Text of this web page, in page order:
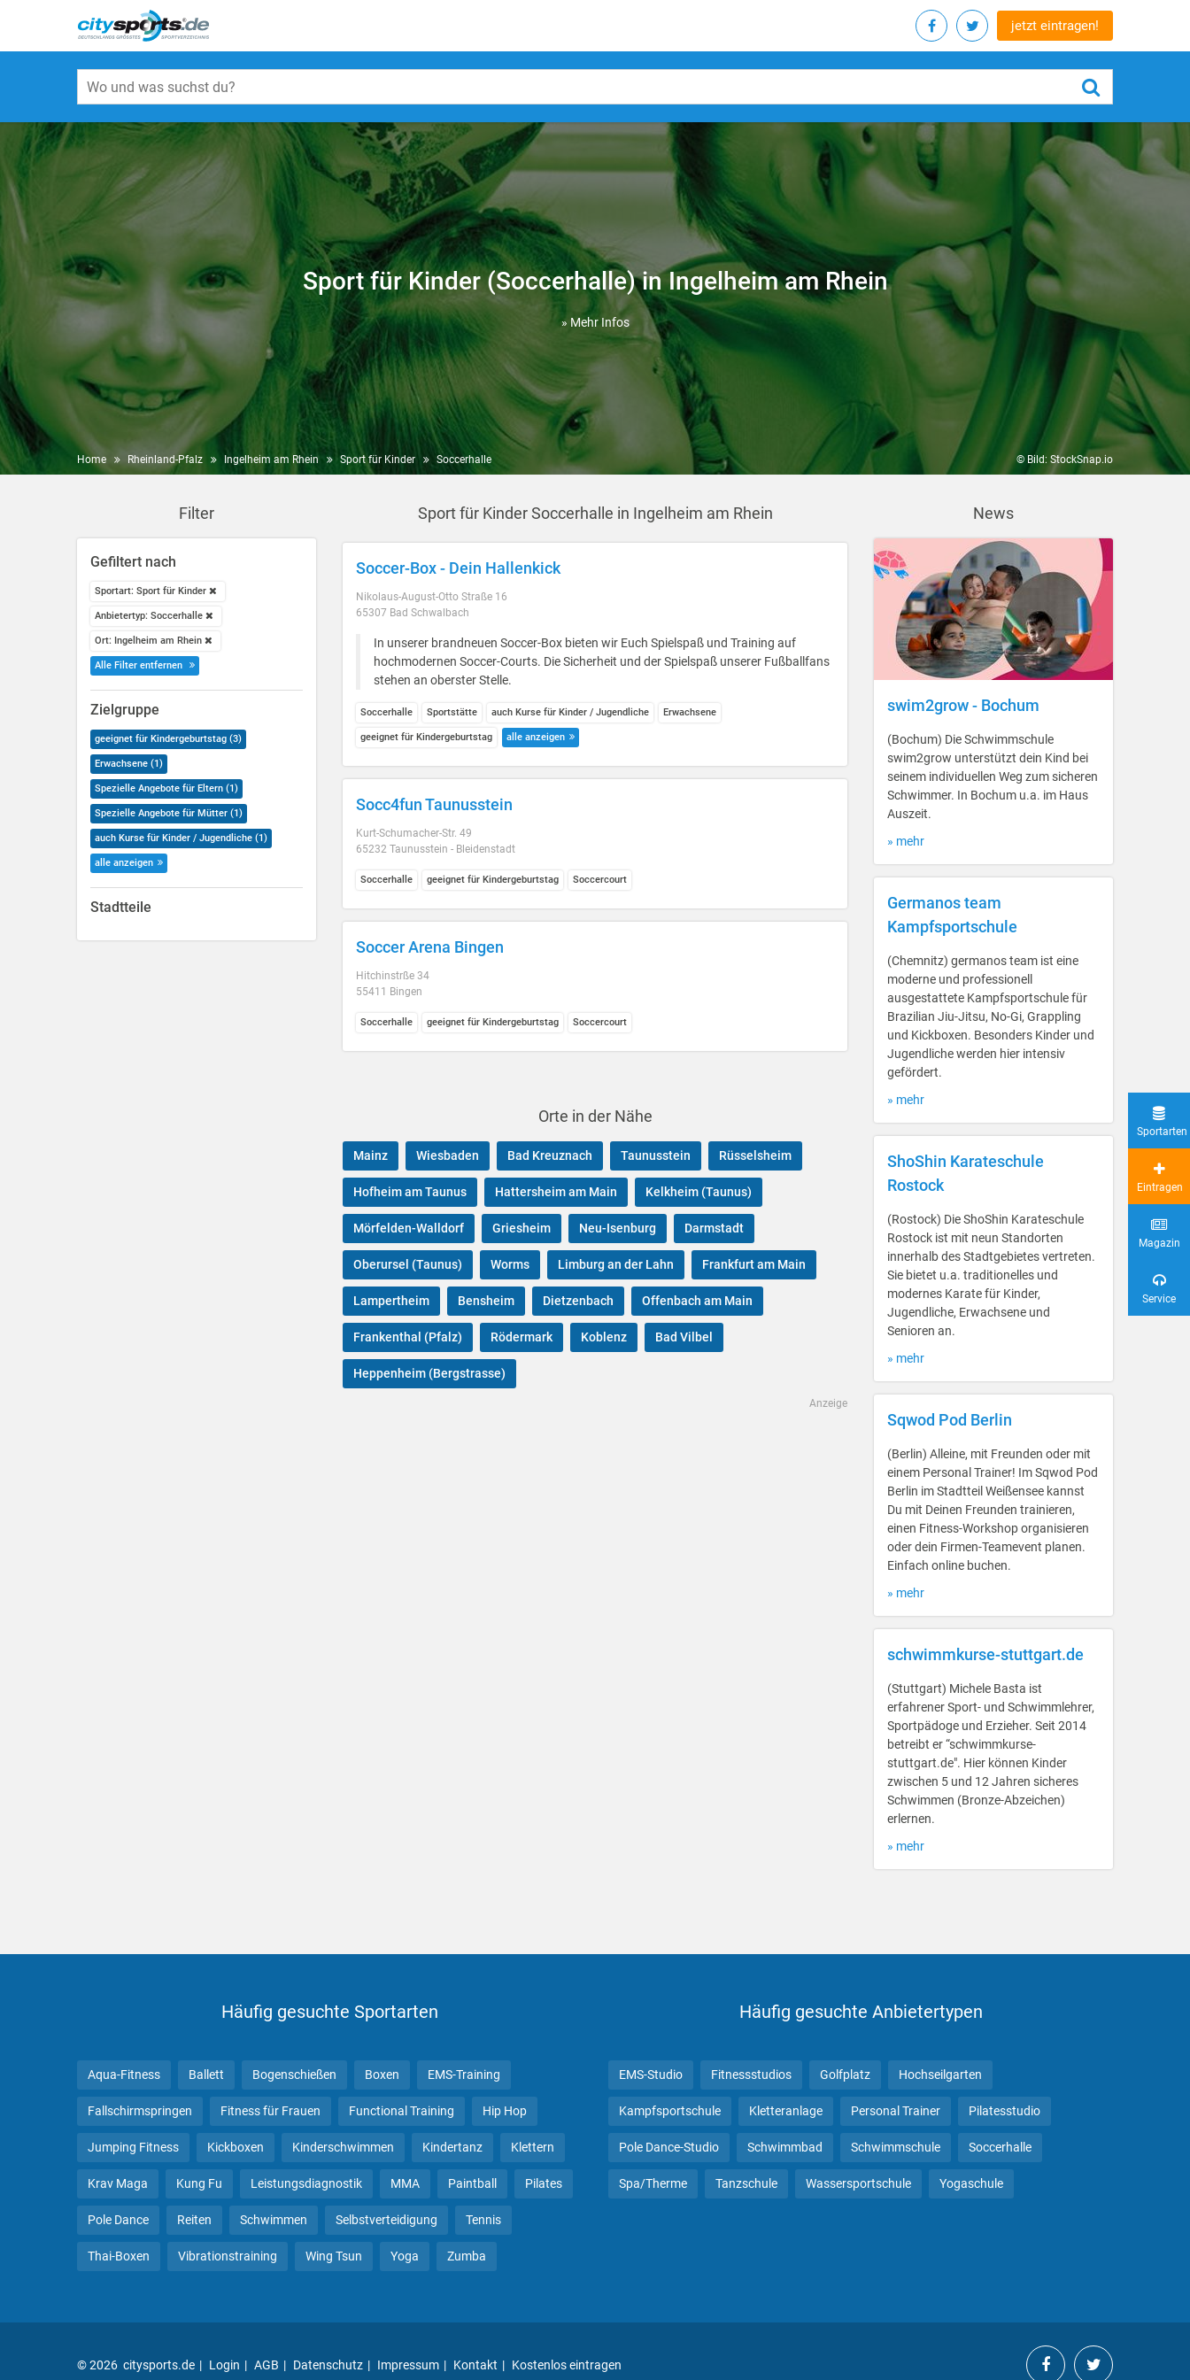
jetzt eintragen!
Sport für Kinder (Soccerhalle) in Ingelheim am Rhein
» Mehr Infos
Home Rheinland-Pfalz Ingelheim am Rhein Sport für Kinder Soccerhalle © Bild: StockSnap.io
Filter
Gefiltert nach
Sportart: Sport für Kinder
Anbietertyp: Soccerhalle
Ort: Ingelheim am Rhein
Alle Filter entfernen
Zielgruppe
geeignet für Kindergeburtstag (3)
Erwachsene (1)
Spezielle Angebote für Eltern (1)
Spezielle Angebote für Mütter (1)
auch Kurse für Kinder / Jugendliche (1)
alle anzeigen
Stadtteile
Sport für Kinder Soccerhalle in Ingelheim am Rhein
Soccer-Box - Dein Hallenkick
Nikolaus-August-Otto Straße 16
65307 Bad Schwalbach
In unserer brandneuen Soccer-Box bieten wir Euch Spielspaß und Training auf
hochmodernen Soccer-Courts. Die Sicherheit und der Spielspaß unserer Fußballfans
stehen an oberster Stelle.
Soccerhalle Sportstätte auch Kurse für Kinder / Jugendliche Erwachsene
geeignet für Kindergeburtstag alle anzeigen
Socc4fun Taunusstein
Kurt-Schumacher-Str. 49
65232 Taunusstein - Bleidenstadt
Soccerhalle geeignet für Kindergeburtstag Soccercourt
Soccer Arena Bingen
Hitchinstrße 34
55411 Bingen
Soccerhalle geeignet für Kindergeburtstag Soccercourt
Orte in der Nähe
Mainz Wiesbaden Bad Kreuznach Taunusstein Rüsselsheim
Hofheim am Taunus Hattersheim am Main Kelkheim (Taunus)
Mörfelden-Walldorf Griesheim Neu-Isenburg Darmstadt
Oberursel (Taunus) Worms Limburg an der Lahn Frankfurt am Main
Lampertheim Bensheim Dietzenbach Offenbach am Main
Frankenthal (Pfalz) Rödermark Koblenz Bad Vilbel
Heppenheim (Bergstrasse)
Anzeige
News
swim2grow - Bochum
(Bochum) Die Schwimmschule
swim2grow unterstützt dein Kind bei
seinem individuellen Weg zum sicheren
Schwimmer. In Bochum u.a. im Haus
Auszeit.
» mehr
Germanos team
Kampfsportschule
(Chemnitz) germanos team ist eine
moderne und professionell
ausgestattete Kampfsportschule für
Brazilian Jiu-Jitsu, No-Gi, Grappling
und Kickboxen. Besonders Kinder und
Jugendliche werden hier intensiv
gefördert.
» mehr
ShoShin Karateschule
Rostock
(Rostock) Die ShoShin Karateschule
Rostock ist mit neun Standorten
innerhalb des Stadtgebietes vertreten.
Sie bietet u.a. traditionelles und
modernes Karate für Kinder,
Jugendliche, Erwachsene und
Senioren an.
» mehr
Sqwod Pod Berlin
(Berlin) Alleine, mit Freunden oder mit
einem Personal Trainer! Im Sqwod Pod
Berlin im Stadtteil Weißensee kannst
Du mit Deinen Freunden trainieren,
einen Fitness-Workshop organisieren
oder dein Firmen-Teamevent planen.
Einfach online buchen.
» mehr
schwimmkurse-stuttgart.de
(Stuttgart) Michele Basta ist
erfahrener Sport- und Schwimmlehrer,
Sportpädoge und Erzieher. Seit 2014
betreibt er “schwimmkurse-
stuttgart.de". Hier können Kinder
zwischen 5 und 12 Jahren sicheres
Schwimmen (Bronze-Abzeichen)
erlernen.
» mehr
Häufig gesuchte Sportarten
Aqua-Fitness Ballett Bogenschießen Boxen EMS-Training
Fallschirmspringen Fitness für Frauen Functional Training Hip Hop
Jumping Fitness Kickboxen Kinderschwimmen Kindertanz Klettern
Krav Maga Kung Fu Leistungsdiagnostik MMA Paintball Pilates
Pole Dance Reiten Schwimmen Selbstverteidigung Tennis
Thai-Boxen Vibrationstraining Wing Tsun Yoga Zumba
Häufig gesuchte Anbietertypen
EMS-Studio Fitnessstudios Golfplatz Hochseilgarten
Kampfsportschule Kletteranlage Personal Trainer Pilatesstudio
Pole Dance-Studio Schwimmbad Schwimmschule Soccerhalle
Spa/Therme Tanzschule Wassersportschule Yogaschule
© 2026 citysports.de Login AGB Datenschutz Impressum Kontakt Kostenlos eintragen
Sportarten
Eintragen
Magazin
Service